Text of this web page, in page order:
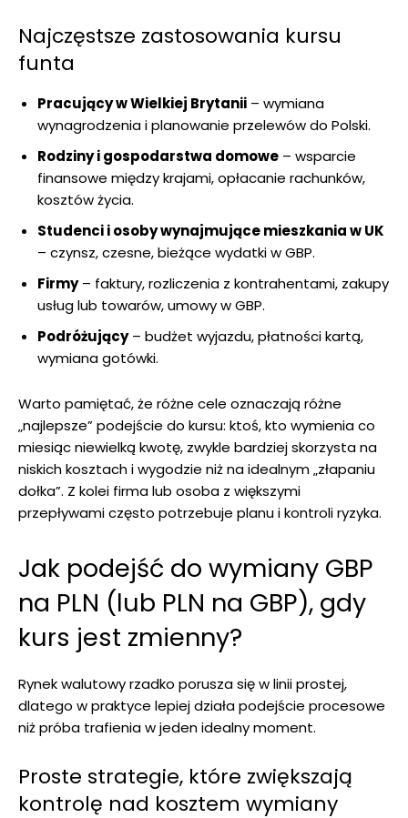
Najczęstsze zastosowania kursu
funta
Pracujący w Wielkiej Brytanii – wymiana
wynagrodzenia i planowanie przelewów do Polski.
Rodziny i gospodarstwa domowe – wsparcie
finansowe między krajami, opłacanie rachunków,
kosztów życia.
Studenci i osoby wynajmujące mieszkania w UK
– czynsz, czesne, bieżące wydatki w GBP.
Firmy– faktury, rozliczenia z kontrahentami, zakupy
usług lub towarów, umowy w GBP.
Podróżujący– budżet wyjazdu, płatności kartą,
wymiana gotówki.
Warto pamiętać, że różne cele oznaczają różne
„najlepsze” podejście do kursu: ktoś, kto wymienia co
miesiąc niewielką kwotę, zwykle bardziej skorzysta na
niskich kosztach i wygodzie niż na idealnym „złapaniu
dołka”. Z kolei firma lub osoba z większymi
przepływami często potrzebuje planu i kontroli ryzyka.
Jak podejść do wymiany GBP
na PLN (lub PLN na GBP), gdy
kurs jest zmienny?
Rynek walutowy rzadko porusza się w linii prostej,
dlatego w praktyce lepiej działa podejście procesowe
niż próba trafienia w jeden idealny moment.
Proste strategie, które zwiększają
kontrolę nad kosztem wymiany